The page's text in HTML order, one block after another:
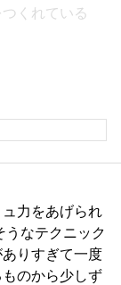
くれている
力をあげられ
うなテクニック
りすぎて一度
のから少しず